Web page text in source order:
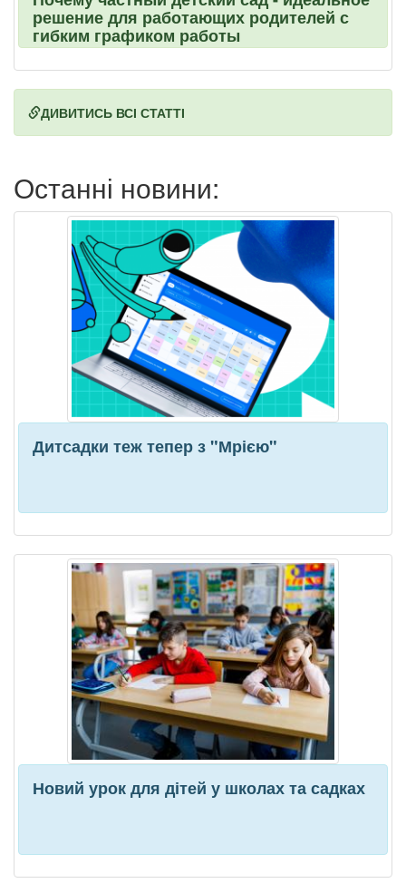
решение для работающих родителей с
гибким графиком работы
ДИВИТИСЬ ВСІ СТАТТІ
Останні новини:
Дитсадки теж тепер з "Мрією"
Новий урок для дітей у школах та садках